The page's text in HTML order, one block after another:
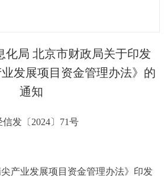
专题公开
化局 北京市财政局关于印发
业发展项目资金管理办法》的
通知
信发〔2024〕71号
业发展项目资金管理办法》印发